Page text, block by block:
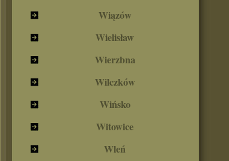
Wiązów
Wielisław
Wierzbna
Wilczków
Wińsko
Witowice
Wleń